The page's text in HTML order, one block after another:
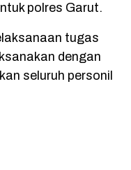
polres Garut.
tugas
dengan
seluruh personil